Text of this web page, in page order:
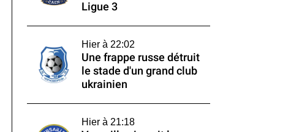
Ligue 3
Hier à 22:02
Une frappe russe détruit
le stade d'un grand club
ukrainien
Hier à 21:18